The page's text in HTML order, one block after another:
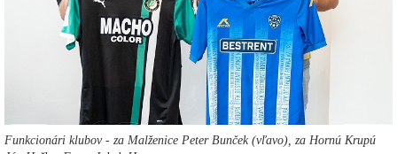
Funkcionári klubov - za Malženice Peter Bunček (vľavo), za Hornú Krupú